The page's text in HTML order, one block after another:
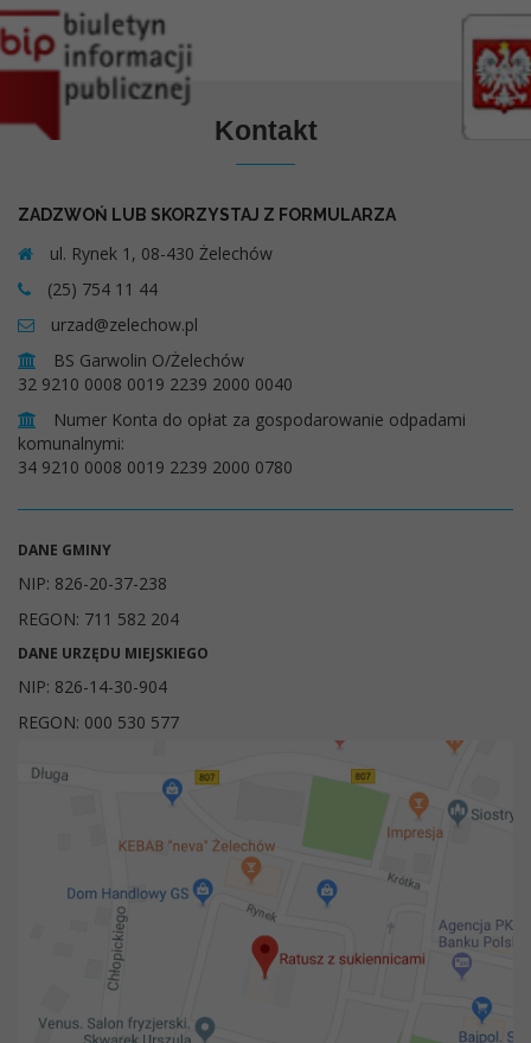
Kontakt
ZADZWOŃ LUB SKORZYSTAJ Z FORMULARZA
ul. Rynek 1, 08-430 Żelechów
(25) 754 11 44
urzad@zelechow.pl
BS Garwolin O/Żelechów
32 9210 0008 0019 2239 2000 0040
Numer Konta do opłat za gospodarowanie odpadami
komunalnymi:
34 9210 0008 0019 2239 2000 0780
DANE GMINY
NIP: 826-20-37-238
REGON: 711 582 204
DANE URZĘDU MIEJSKIEGO
NIP: 826-14-30-904
REGON: 000 530 577